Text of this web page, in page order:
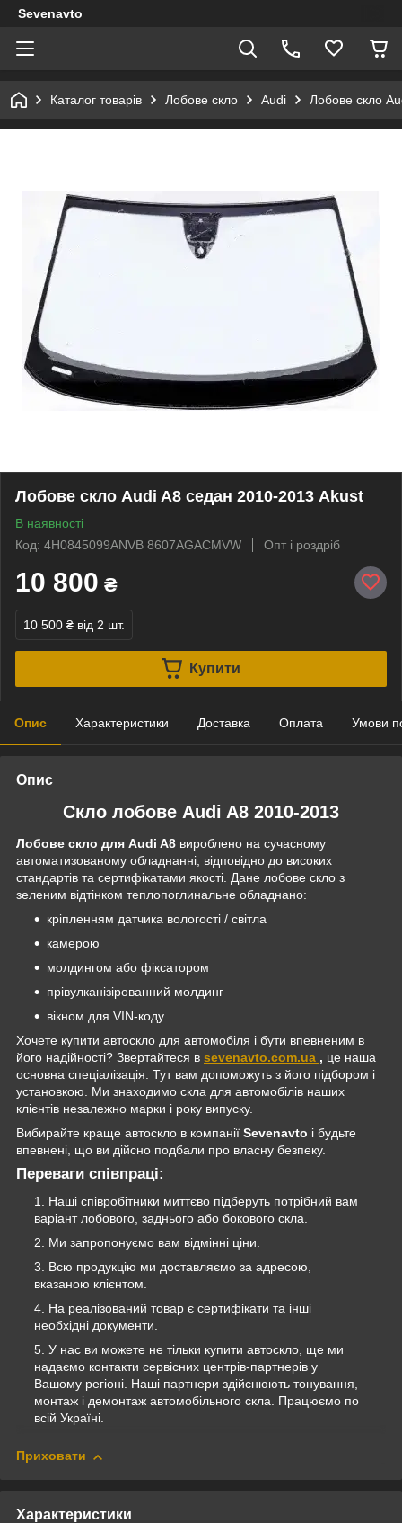
Sevenavto
Каталог товарів Лобове скло Audi Лобове скло
Лобове скло Audi A8 седан 2010-2013 Akust
В наявності
Код: 4H0845099ANVB 8607AGACMVW
Опт і роздріб
10 800 ₴
10 500 ₴ від 2 шт.
Купити
Опис Характеристики Доставка Оплата Умови
Опис
Скло лобове Audi A8 2010-2013
Лобове скло для Audi A8 вироблено на сучасному
автоматизованому обладнанні, відповідно до високих
стандартів та сертифікатами якості. Дане лобове скло з
зеленим відтінком теплопоглинальне обладнано:
кріпленням датчика вологості / світла
камерою
молдингом або фіксатором
прівулканізірованний молдинг
вікном для VIN-коду
Хочете купити автоскло для автомобіля і бути впевненим в
його надійності? Звертайтеся в sevenavto.com.ua , це наша
основна спеціалізація. Тут вам допоможуть з його підбором і
установкою. Ми знаходимо скла для автомобілів наших
клієнтів незалежно марки і року випуску.
Вибирайте краще автоскло в компанії Sevenavto і будьте
впевнені, що ви дійсно подбали про власну безпеку.
Переваги співпраці:
Наші співробітники миттєво підберуть потрібний вам
варіант лобового, заднього або бокового скла.
Ми запропонуємо вам відмінні ціни.
Всю продукцію ми доставляємо за адресою,
вказаною клієнтом.
На реалізований товар є сертифікати та інші
необхідні документи.
У нас ви можете не тільки купити автоскло, ще ми
надаємо контакти сервісних центрів-партнерів у
Вашому регіоні. Наші партнери здійснюють тонування,
монтаж і демонтаж автомобільного скла. Працюємо по
всій Україні.
Приховати
Характеристики